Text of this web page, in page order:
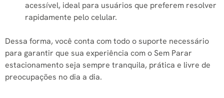
acessível, ideal para usuários que preferem resolver
rapidamente pelo celular.
Dessa forma, você conta com todo o suporte necessário
para garantir que sua experiência com o Sem Parar
estacionamento seja sempre tranquila, prática e livre de
preocupações no dia a dia.